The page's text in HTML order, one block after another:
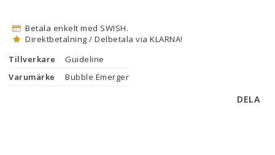
Betala enkelt med SWISH.
Direktbetalning / Delbetala via KLARNA!
Tillverkare
Guideline
Varumärke
Bubble Emerger
DELA